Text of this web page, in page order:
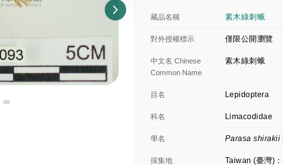
藏品名稱 素木綠刺蛾
對外授權標示 僅限公開瀏覽
中文名 Chinese
Common Name
素木綠刺蛾
目名 Lepidoptera
科名 Limacodidae
學名 Parasa shirakii
採集地
Taiwan (臺灣)：